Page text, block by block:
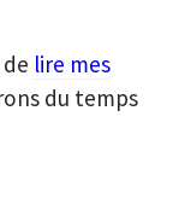
lire mes
du temps